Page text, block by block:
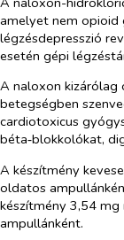
amelyet nem opioid
légzésdepresszió
esetén gépi
A naloxon kizárólag
betegségben
cardiotoxicus
béta‑blokkolókat,
A készítmény
oldatos
készítmény 3,54
ampullánként.